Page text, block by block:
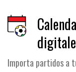
Importa partidos a